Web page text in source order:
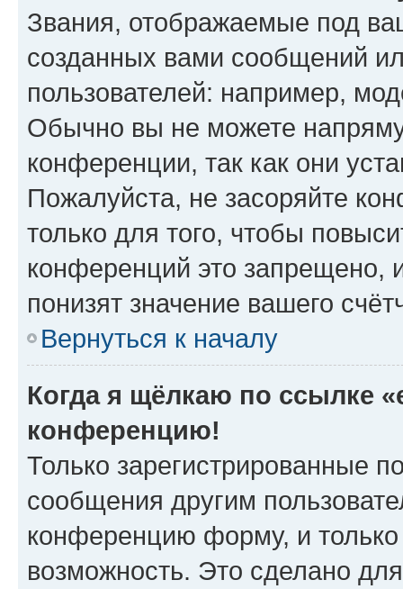
Звания, отображаемые под
созданных вами сообщений
пользователей: например,
Обычно вы не можете
конференции, так как они
Пожалуйста, не засоряйте
только для того, чтобы
конференций это запрещено,
понизят значение вашего
Вернуться к началу
Когда я щёлкаю по ссылке
конференцию!
Только зарегистрированные
сообщения другим
конференцию форму, и
возможность. Это сделано